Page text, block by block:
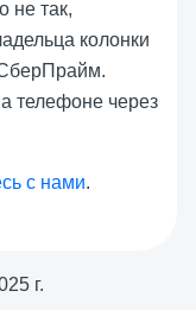
не так,
колонки
телефоне через
с нами.
г.